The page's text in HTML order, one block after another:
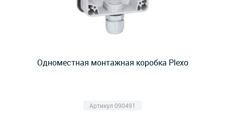
Одноместная монтажная коробка Plexo
Артикул 090491